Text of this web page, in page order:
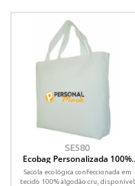
SE580
Ecobag Personalizada 100%
Algodão com Fundo – 48x44x11
cm
Sacola ecológica confeccionada em
tecido 100% algodão cru, disponível